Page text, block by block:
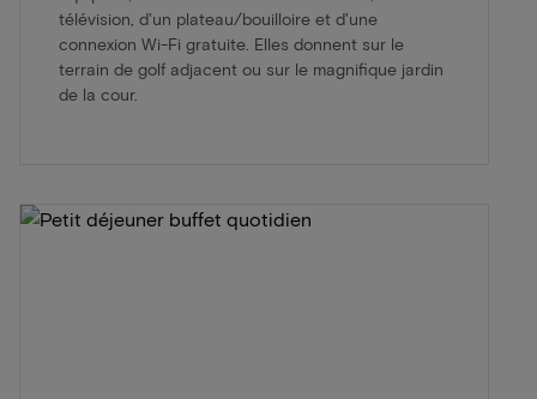
télévision, d'un plateau/bouilloire et d'une
connexion Wi-Fi gratuite. Elles donnent sur le
terrain de golf adjacent ou sur le magnifique jardin
de la cour.